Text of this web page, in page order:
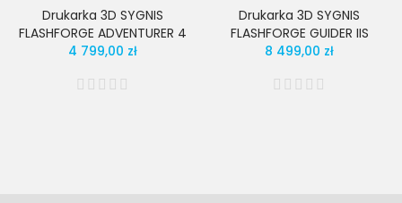
Drukarka 3D SYGNIS
FLASHFORGE ADVENTURER 4
4 799,00 zł
Drukarka 3D SYGNIS
FLASHFORGE GUIDER IIS
8 499,00 zł